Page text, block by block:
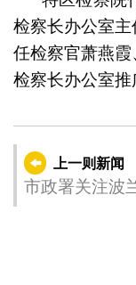
检察长办公室
任检察官萧燕
检察长办公室推
上一则新闻
市政署关注波